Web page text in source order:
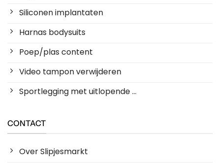
Siliconen implantaten
Harnas bodysuits
Poep/plas content
Video tampon verwijderen
Sportlegging met uitlopende ...
CONTACT
Over Slipjesmarkt